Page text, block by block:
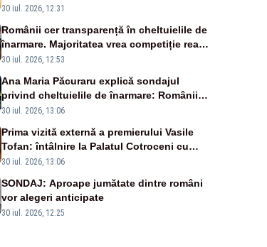
normali
30 iul. 2026, 12:31
Românii cer transparență în cheltuielile de
înarmare. Majoritatea vrea competiție reală
și industrie locală – SONDAJ
30 iul. 2026, 12:53
Ana Maria Păcuraru explică sondajul
privind cheltuielile de înarmare: Românii
cer transparență în achiziții și un echilibru
30 iul. 2026, 13:06
Prima vizită externă a premierului Vasile
Tofan: întâlnire la Palatul Cotroceni cu
președintele Nicușor Dan
30 iul. 2026, 13:06
SONDAJ: Aproape jumătate dintre români
vor alegeri anticipate
30 iul. 2026, 12:25